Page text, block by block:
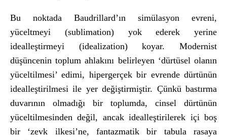
Bu noktada Baudrillard’ın simülasyon evreni,
yüceltmeyi (sublimation) yok ederek yerine
idealleştirmeyi (idealization) koyar. Modernist
düşüncenin toplum ahlakını belirleyen ‘dürtüsel olanın
yüceltilmesi’ edimi, hipergerçek bir evrende dürtünün
idealleştirilmesi ile yer değiştirmiştir. Çünkü bastırma
duvarının olmadığı bir toplumda, cinsel dürtünün
yüceltilmesinden değil, ancak idealleştirilerek içi boş
bir ‘zevk ilkesi’ne, fantazmatik bir tabula rasaya